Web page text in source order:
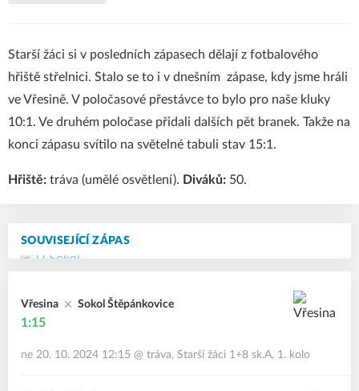
SOUVISEJÍCÍ ZÁPAS
Vřesina Sokol Štěpánkovice
1:15
ne 20. 10. 2024 12:15 @ tráva, Starší žáci 1+8 sk.A, 1. kolo
Starší žáci si v posledních zápasech dělají z fotbalového
hřiště střelnici. Stalo se to i v dnešním zápase, kdy jsme hráli
ve Vřesině. V poločasové přestávce to bylo pro naše kluky
10:1. Ve druhém poločase přidali dalších pět branek. Takže na
konci zápasu svítilo na světelné tabuli stav 15:1.
Hřiště: tráva (umělé osvětlení). Diváků: 50.